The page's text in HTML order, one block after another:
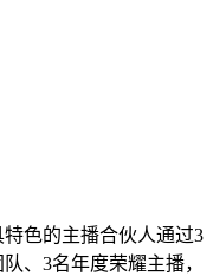
色的主播合伙人通过3
、3名年度荣耀主播，